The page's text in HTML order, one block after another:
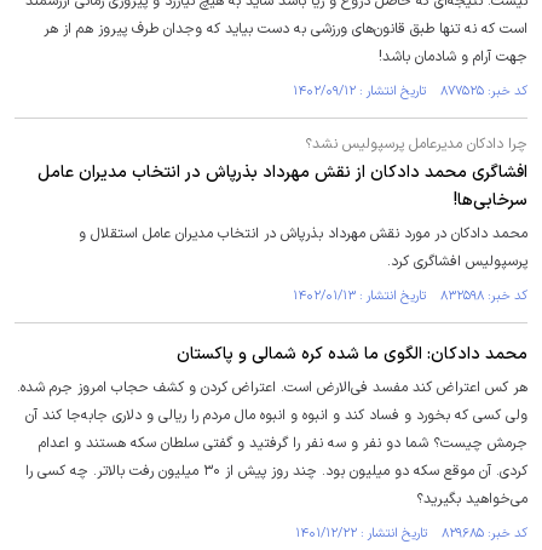
است که نه تنها طبق قانون‌های ورزشی به دست بیاید که وجدان طرف پیروز هم از هر
جهت آرام و شادمان باشد!
کد خبر: ۸۷۷۵۲۵ تاریخ انتشار : ۱۴۰۲/۰۹/۱۲
چرا دادکان مدیرعامل پرسپولیس نشد؟
افشاگری محمد دادکان از نقش مهرداد بذرپاش در انتخاب مدیران عامل
سرخابی‌ها!
محمد دادکان در مورد نقش مهرداد بذرپاش در انتخاب مدیران عامل استقلال و
پرسپولیس افشاگری کرد.
کد خبر: ۸۳۲۵۹۸ تاریخ انتشار : ۱۴۰۲/۰۱/۱۳
محمد دادکان: الگوی ما شده کره شمالی و پاکستان
هر کس اعتراض کند مفسد فی‌الارض است. اعتراض کردن و کشف حجاب امروز جرم شده.
ولی کسی که بخورد و فساد کند و انبوه و انبوه مال مردم را ریالی و دلاری جابه‌جا کند آن
جرمش چیست؟ شما دو نفر و سه نفر را گرفتید و گفتی سلطان سکه هستند و اعدام
کردی. آن موقع سکه دو میلیون بود. چند روز پیش از ۳۰ میلیون رفت بالاتر. چه کسی را
می‌خواهید بگیرید؟
کد خبر: ۸۲۹۶۸۵ تاریخ انتشار : ۱۴۰۱/۱۲/۲۲